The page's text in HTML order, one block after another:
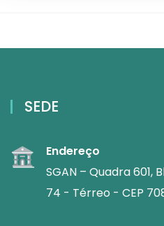
SEDE
Endereço
SGAN – Quadra 601,
74 - Térreo - CEP